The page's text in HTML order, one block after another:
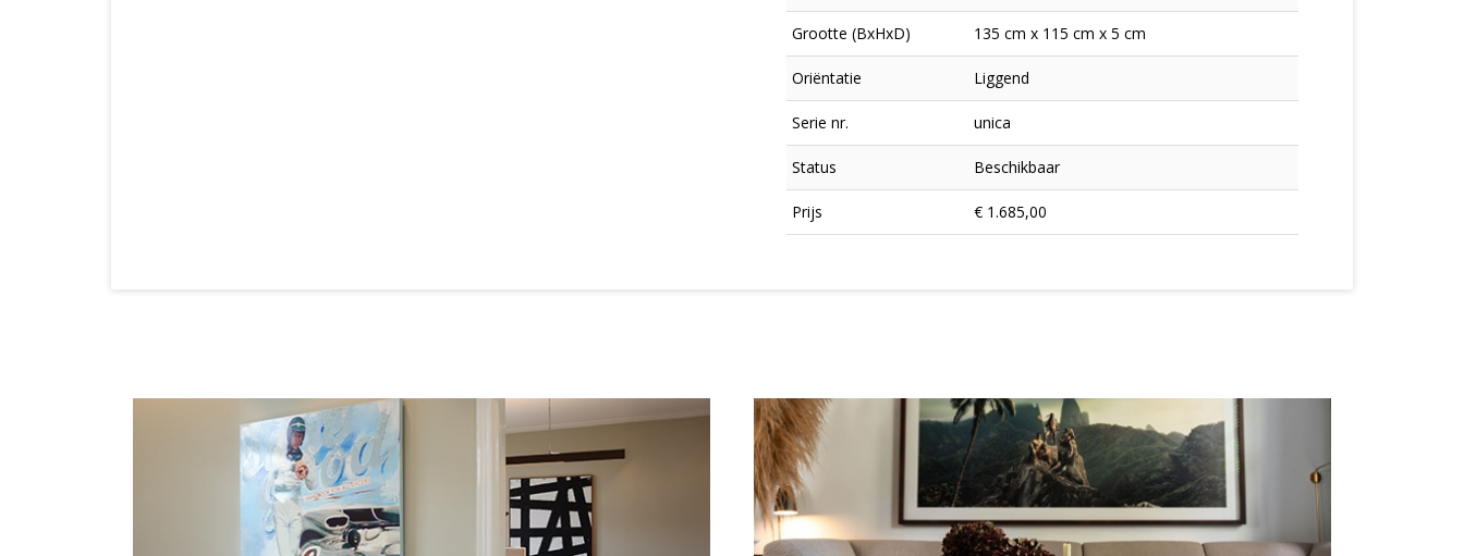
Grootte (BxHxD) 135 cm x 115 cm x 5 cm
Oriëntatie Liggend
Serie nr. unica
Status Beschikbaar
Prijs € 1.685,00
voor onze nieuwsbrief
E-
mailadres
×